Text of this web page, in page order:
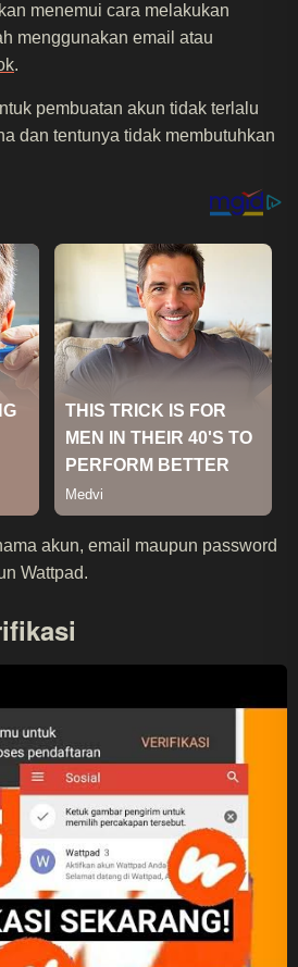
menemui cara melakukan
menggunakan email atau
.
pembuatan akun tidak terlalu
dan tentunya tidak membutuhkan
akun, email maupun password
Wattpad.